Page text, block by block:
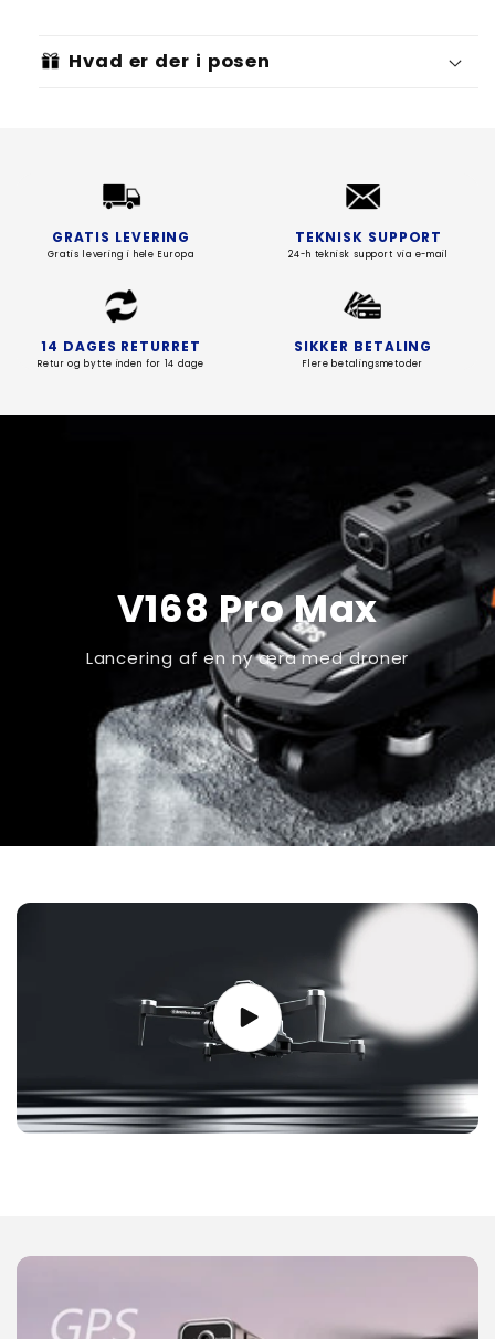
Hvad er der i posen
GRATIS LEVERING
Gratis levering i hele Europa
TEKNISK SUPPORT
24-h teknisk support via e-mail
14 DAGES RETURRET
Retur og bytte inden for 14 dage
SIKKER BETALING
Flere betalingsmetoder
V168 Pro Max
Lancering af en ny æra med droner